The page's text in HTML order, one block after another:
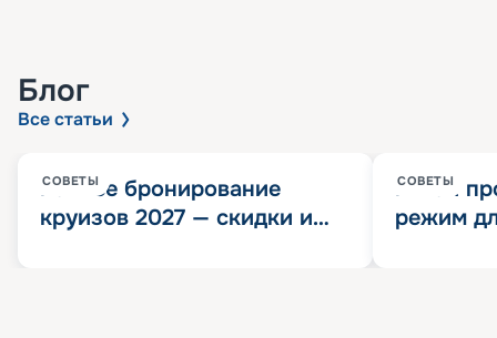
Блог
Все статьи
СОВЕТЫ
Раннее бронирование
круизов 2027 — скидки и
СОВЕТЫ
Китай
режим